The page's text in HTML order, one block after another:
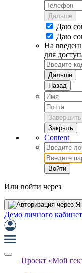
Дальше
Даю
Даю
На
для
Дальше
Назад
Завершить
Закрыть
Content
Войти
Или войти через
Демо личного
Проект «Мой